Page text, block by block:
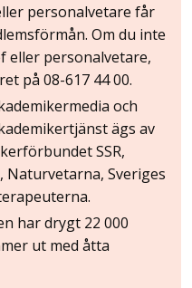
personalvetare får
Om du inte
eller personalvetare,
på 08-617 44 00.
och
ägs av
SSR,
Naturvetarna, Sveriges
har drygt 22 000
ut med åtta